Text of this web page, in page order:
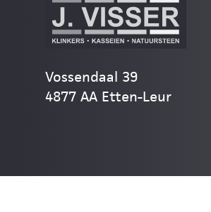
Vossendaal 39
4877 AA Etten-Leur